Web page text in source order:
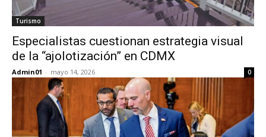
Turismo
Especialistas cuestionan estrategia visual
de la “ajolotización” en CDMX
Admin01 - mayo 14, 2026 0